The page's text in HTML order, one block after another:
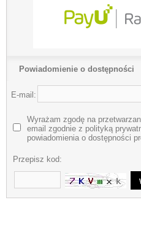
Powiadomienie o dostępności
E-mail:
Wyrażam zgodę na
email zgodnie z polityką
powiadomienia o dostępności
Przepisz kod: